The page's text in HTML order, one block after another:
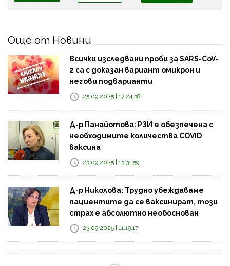
Още от Новини
Всички изследвани проби за SARS-CoV-
2 са с доказан вариант омикрон и
негови подварианти
25.09.2025 | 17:24:38
Д-р Панайотова: РЗИ е обезпечена с
необходимите количества COVID
ваксина
23.09.2025 | 13:31:59
Д-р Николова: Трудно убеждаваме
пациентите да се ваксинират, този
страх е абсолютно необоснован
23.09.2025 | 11:19:17